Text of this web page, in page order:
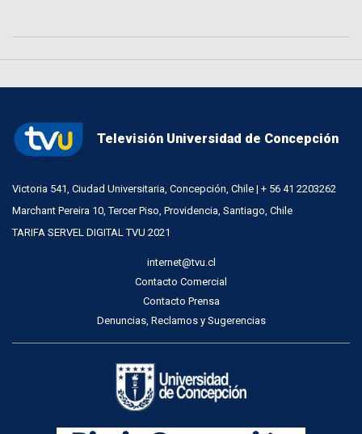
Televisión Universidad de Concepción
Victoria 541, Ciudad Universitaria, Concepción, Chile | + 56 41 2203262
Marchant Pereira 10, Tercer Piso, Providencia, Santiago, Chile
TARIFA SERVEL DIGITAL TVU 2021
internet@tvu.cl
Contacto Comercial
Contacto Prensa
Denuncias, Reclamos y Sugerencias